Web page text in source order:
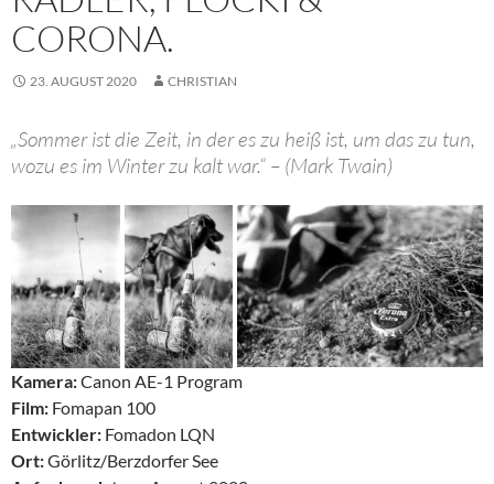
CORONA.
23. AUGUST 2020 CHRISTIAN
„Sommer ist die Zeit, in der es zu heiß ist, um das zu tun,
wozu es im Winter zu kalt war.“ – (Mark Twain)
Kamera:Canon AE-1 Program
Film: Fomapan 100
Entwickler: Fomadon LQN
Ort:Görlitz/Berzdorfer See